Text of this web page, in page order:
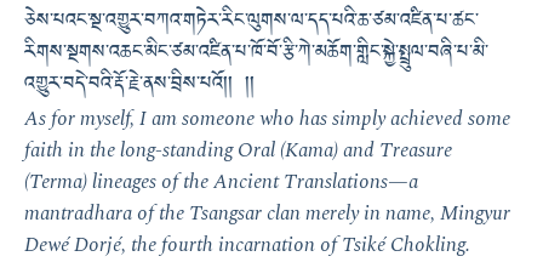
ཅེས་པའང་སྔ་འགྱུར་བཀའ་གཏེར་རིང་ལུགས་ལ་དད་པའི་ཆ་ཙམ་འཛིན་པ་ཚང་
རིགས་སྔགས་འཆང་མིང་ཙམ་འཛིན་པ་ཁོ་བོ་རྩི་ཀེ་མཆོག་གླིང་སྐྱེ་སྤྲུལ་བཞི་པ་མི་
འགྱུར་བདེ་བའི་རྡོ་རྗེ་ནས་བྲིས་པའོ།། །།
As for myself, I am someone who has simply achieved some
faith in the long-standing Oral (Kama) and Treasure
(Terma) lineages of the Ancient Translations—a
mantradhara of the Tsangsar clan merely in name, Mingyur
Dewé Dorjé, the fourth incarnation of Tsiké Chokling.